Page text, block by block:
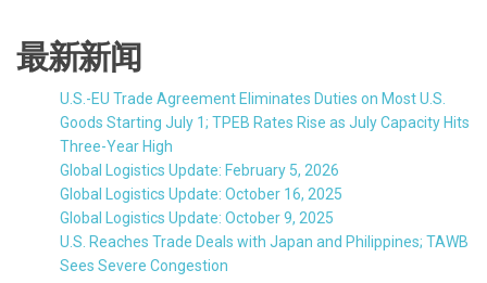
最新新闻
U.S.-EU Trade Agreement Eliminates Duties on Most U.S.
Goods Starting July 1; TPEB Rates Rise as July Capacity Hits
Three-Year High
Global Logistics Update: February 5, 2026
Global Logistics Update: October 16, 2025
Global Logistics Update: October 9, 2025
U.S. Reaches Trade Deals with Japan and Philippines; TAWB
Sees Severe Congestion